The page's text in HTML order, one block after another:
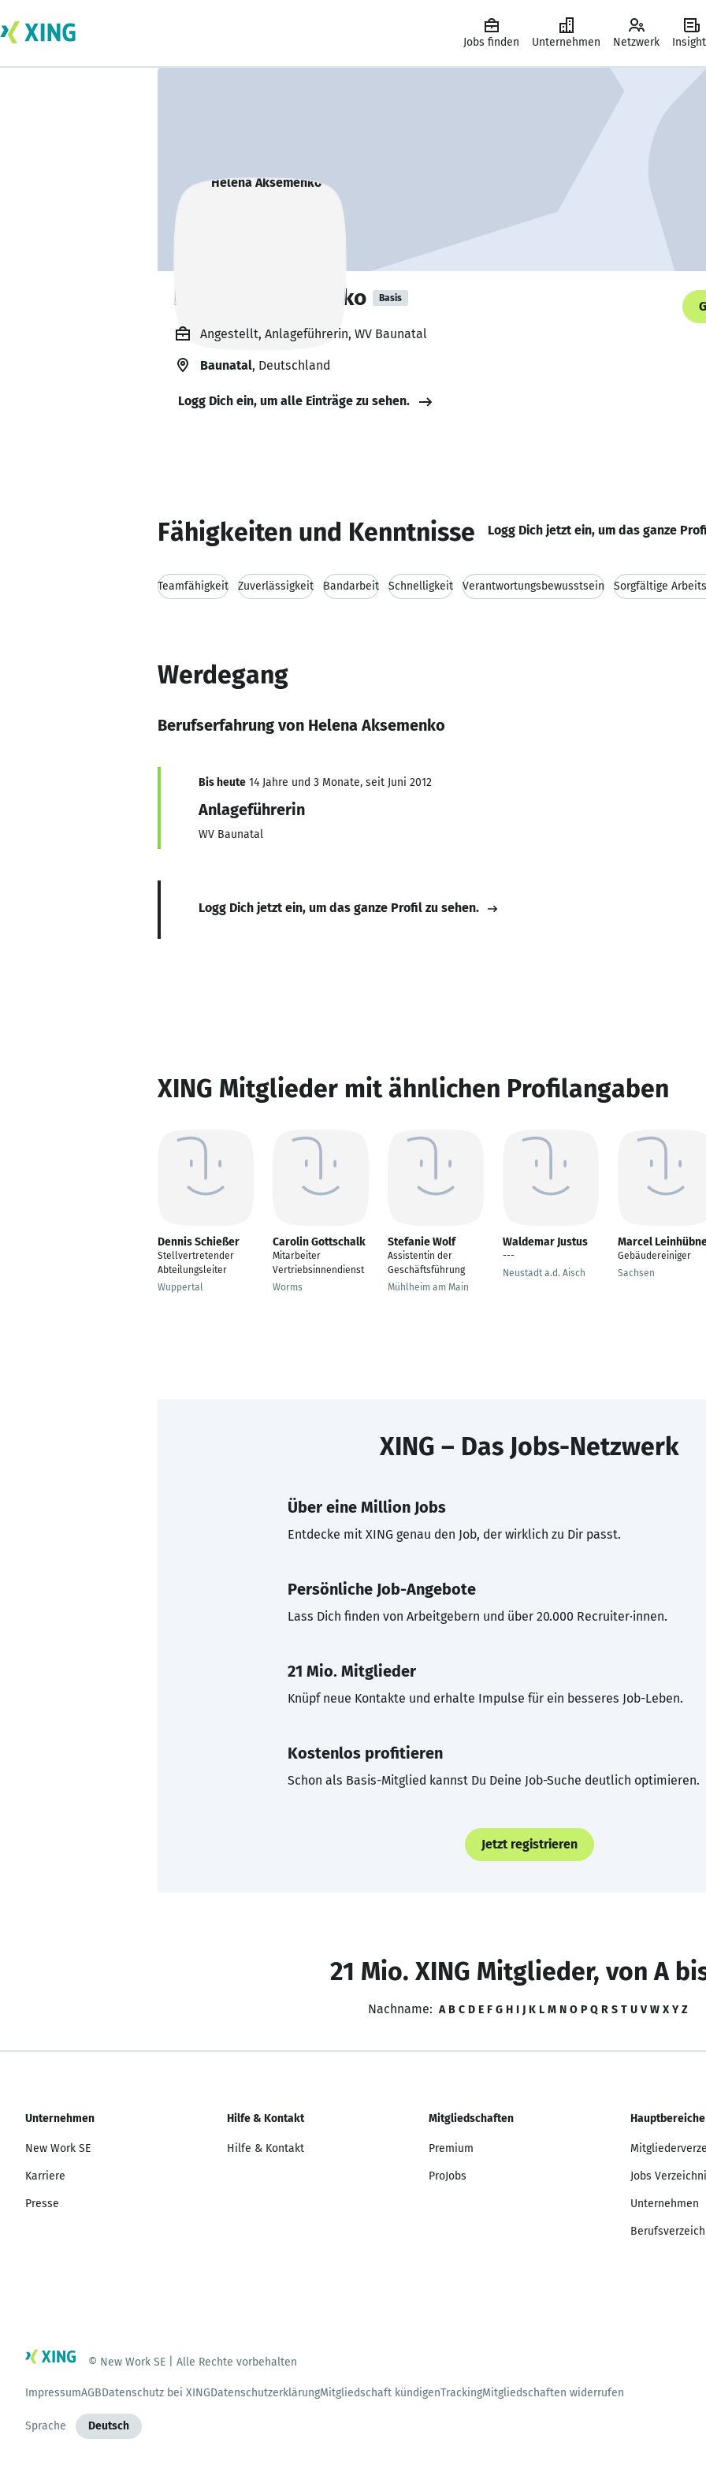
Jobs finden Unternehmen Netzwerk
Helena Aksemenko Basis
Angestellt, Anlageführerin, WV Baunatal
Baunatal, Deutschland
Logg Dich ein, um alle Einträge zu sehen.
Fähigkeiten und Kenntnisse Logg Dich jetzt ein, um das ganze
Teamfähigkeit Zuverlässigkeit Bandarbeit Schnelligkeit Verantwortungsbewusstsein Sorgfältige
Werdegang
Berufserfahrung von Helena Aksemenko
Bis heute 14 Jahre und 3 Monate, seit Juni 2012
Anlageführerin
WV Baunatal
Logg Dich jetzt ein, um das ganze Profil zu sehen.
XING Mitglieder mit ähnlichen Profilangaben
Dennis Schießer
Stellvertretender
Abteilungsleiter
Wuppertal
Carolin Gottschalk
Mitarbeiter
Vertriebsinnendienst
Worms
Stefanie Wolf
Assistentin der
Geschäftsführung
Mühlheim am Main
Waldemar Justus
---
Neustadt a.d. Aisch
Marcel
Gebäudereiniger
Sachsen
XING – Das Jobs-Netzwerk
Über eine Million Jobs
Entdecke mit XING genau den Job, der wirklich zu Dir passt.
Persönliche Job-Angebote
Lass Dich finden von Arbeitgebern und über 20.000 Recruiter·innen.
21 Mio. Mitglieder
Knüpf neue Kontakte und erhalte Impulse für ein besseres Job-Leben.
Kostenlos profitieren
Schon als Basis-Mitglied kannst Du Deine Job-Suche deutlich optimieren.
Jetzt registrieren
21 Mio. XING Mitglieder, von A
Nachname: A B C D E F G H I J K L M N O P Q R S T U V W X Y Z
Unternehmen
New Work SE
Karriere
Presse
Hilfe & Kontakt
Hilfe & Kontakt
Mitgliedschaften
Premium
ProJobs
Hauptbereiche
Jobs
Unternehmen
© New Work SE | Alle Rechte vorbehalten
ImpressumAGBDatenschutz bei XINGDatenschutzerklärungMitgliedschaft kündigenTrackingMitgliedschaften widerrufen
Sprache Deutsch